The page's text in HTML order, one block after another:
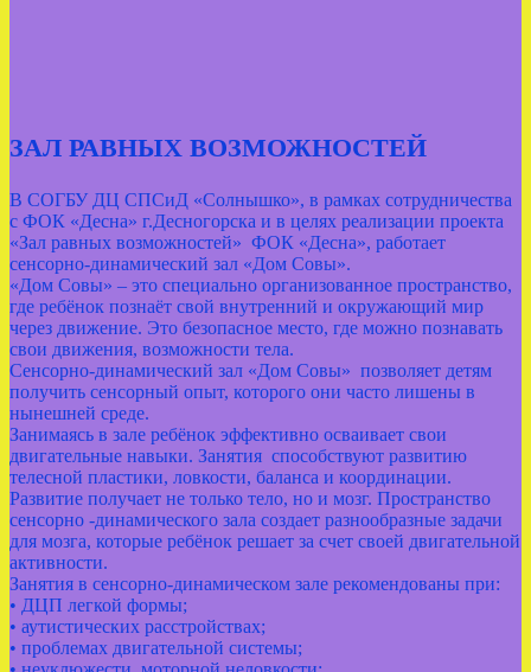
ЗАЛ РАВНЫХ ВОЗМОЖНОСТЕЙ
В СОГБУ ДЦ СПСиД «Солнышко», в рамках сотрудничества
с ФОК «Десна» г.Десногорска и в целях реализации проекта
«Зал равных возможностей» ФОК «Десна», работает
сенсорно-динамический зал «Дом Совы».
«Дом Совы» – это специально организованное пространство,
где ребёнок познаёт свой внутренний и окружающий мир
через движение. Это безопасное место, где можно познавать
свои движения, возможности тела.
Сенсорно-динамический зал «Дом Совы» позволяет детям
получить сенсорный опыт, которого они часто лишены в
нынешней среде.
Занимаясь в зале ребёнок эффективно осваивает свои
двигательные навыки. Занятия способствуют развитию
телесной пластики, ловкости, баланса и координации.
Развитие получает не только тело, но и мозг. Пространство
сенсорно -динамического зала создает разнообразные задачи
для мозга, которые ребёнок решает за счет своей двигательной
активности.
Занятия в сенсорно-динамическом зале рекомендованы при:
• ДЦП легкой формы;
• аутистических расстройствах;
• проблемах двигательной системы;